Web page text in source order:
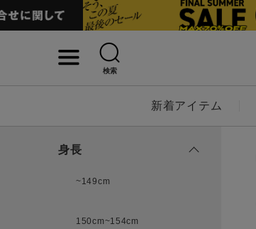
検索
新着アイテム
キーワード
身長
~149cm
150cm~154cm